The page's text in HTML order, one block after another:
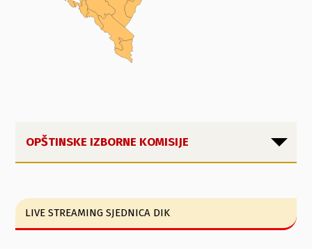
OPŠTINSKE IZBORNE KOMISIJE
LIVE STREAMING SJEDNICA DIK